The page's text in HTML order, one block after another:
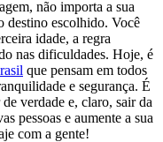
não importa a sua
destino escolhido. Você
idade, a regra
nas dificuldades. Hoje, é
que pensam em todos
e segurança. É
verdade e, claro, sair da
pessoas e aumente a sua
com a gente!